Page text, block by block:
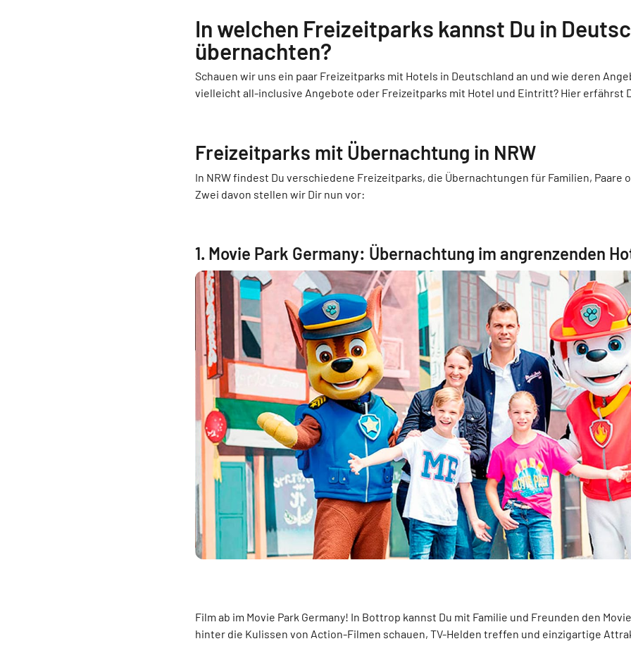
In welchen Freizeitparks kannst Du in
übernachten?
Schauen wir uns ein paar Freizeitparks mit Hotels in Deutschland an und wie deren
vielleicht all-inclusive Angebote oder Freizeitparks mit Hotel und Eintritt? Hier erfährst
Freizeitparks mit Übernachtung in NRW
In NRW findest Du verschiedene Freizeitparks, die Übernachtungen für Familien, Paare
Zwei davon stellen wir Dir nun vor:
1. Movie Park Germany: Übernachtung im angrenzenden
Film ab im Movie Park Germany! In Bottrop kannst Du mit Familie und Freunden den
hinter die Kulissen von Action-Filmen schauen, TV-Helden treffen und einzigartige